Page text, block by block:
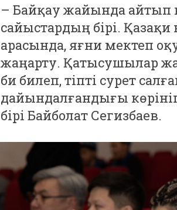
– Байқау жайында айтып
сайыстардың бірі.
арасында, яғни мектеп
жаңарту. Қатысушылар
би билеп, тіпті сурет
дайындалғандығы
бірі Байболат Сегизбаев.